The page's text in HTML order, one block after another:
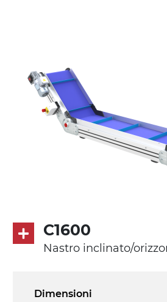
in metallo zincato, ruote
con/senza freno (2+2)
Tappeto
PU superficie blue opaco
profili di trasporto in PU
230/400Vac-50Hz-3F
C1600
Nastro inclinato/
Dimensioni